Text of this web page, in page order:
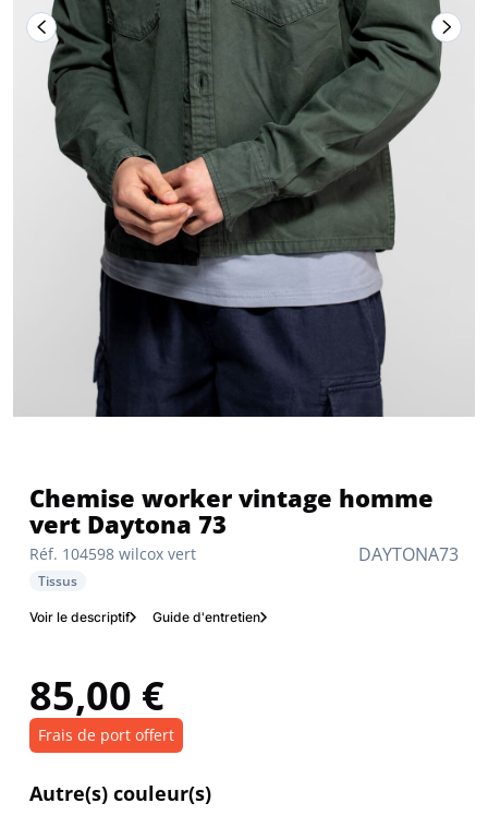
DAYTONA73
Réf. 104598 wilcox vert
Chemise worker vintage homme
vert Daytona 73
Tissus
Voir le descriptif Guide d'entretien
85,00 €
Frais de port offert
Autre(s) couleur(s)